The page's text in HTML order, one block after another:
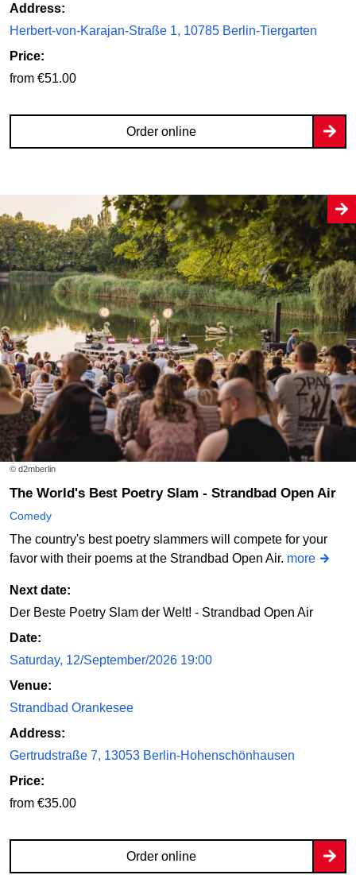
Address:
Herbert-von-Karajan-Straße 1, 10785 Berlin-Tiergarten
Price:
from €51.00
Order online
© d2mberlin
The World's Best Poetry Slam - Strandbad Open Air
Comedy
The country's best poetry slammers will compete for your
favor with their poems at the Strandbad Open Air. more
Next date:
Der Beste Poetry Slam der Welt! - Strandbad Open Air
Date:
Saturday, 12/September/2026 19:00
Venue:
Strandbad Orankesee
Address:
Gertrudstraße 7, 13053 Berlin-Hohenschönhausen
Price:
from €35.00
Order online